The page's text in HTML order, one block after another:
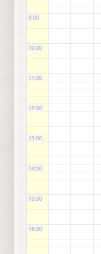
9:00
10:00
11:00
12:00
13:00
14:00
15:00
16:00